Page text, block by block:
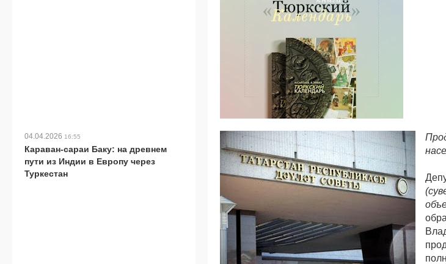
04.04.2026 16:55
Караван-сараи Баку: на древнем
пути из Индии в Европу через
Туркестан